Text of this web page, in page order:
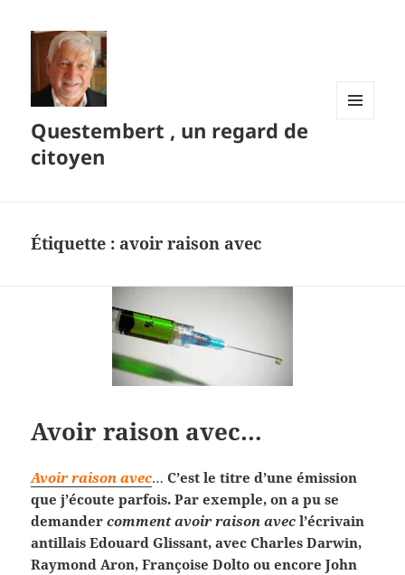
Questembert , un regard de
citoyen
Étiquette : avoir raison avec
Avoir raison avec…
Avoir raison avec…C’est le titre d’une émission
que j’écoute parfois. Par exemple, on a pu se
demandercomment avoir raison avec l’écrivain
antillais Edouard Glissant, avec Charles Darwin,
Raymond Aron, Françoise Dolto ou encore John